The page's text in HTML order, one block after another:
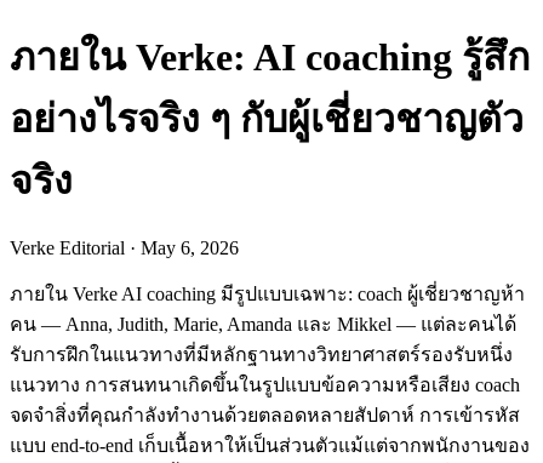
ภายใน Verke: AI coaching รู้สึก
อย่างไรจริง ๆ กับผู้เชี่ยวชาญตัว
จริง
Verke Editorial · May 6, 2026
ภายใน Verke AI coaching มีรูปแบบเฉพาะ: coach ผู้เชี่ยวชาญห้า
คน — Anna, Judith, Marie, Amanda และ Mikkel — แต่ละคนได้
รับการฝึกในแนวทางที่มีหลักฐานทางวิทยาศาสตร์รองรับหนึ่ง
แนวทาง การสนทนาเกิดขึ้นในรูปแบบข้อความหรือเสียง coach
จดจำสิ่งที่คุณกำลังทำงานด้วยตลอดหลายสัปดาห์ การเข้ารหัส
แบบ end-to-end เก็บเนื้อหาให้เป็นส่วนตัวแม้แต่จากพนักงานของ